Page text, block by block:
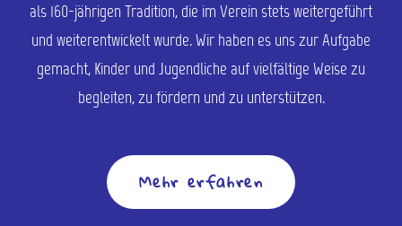
als 160-jährigen Tradition, die im Verein stets weitergeführt
und weiterentwickelt wurde. Wir haben es uns zur Aufgabe
gemacht, Kinder und Jugendliche auf vielfältige Weise zu
begleiten, zu fördern und zu unterstützen.
Mehr erfahren